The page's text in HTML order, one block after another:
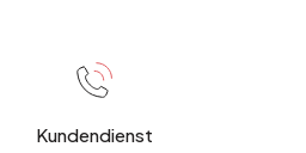
Kundendienst